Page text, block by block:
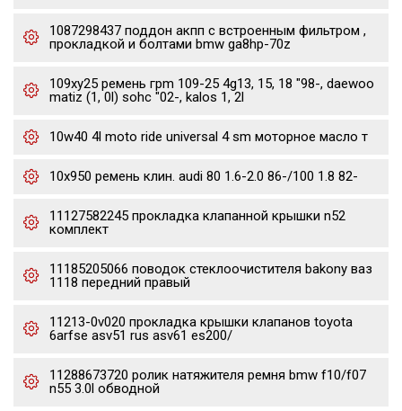
1087298437 поддон акпп с встроенным фильтром ,
прокладкой и болтами bmw ga8hp-70z
109xy25 ремень грm 109-25 4g13, 15, 18 "98-, daewoo
matiz (1, 0l) sohc "02-, kalos 1, 2l
10w40 4l moto ride universal 4 sm моторное масло т
10x950 ремень клин. audi 80 1.6-2.0 86-/100 1.8 82-
11127582245 прокладка клапанной крышки n52
комплект
11185205066 поводок стеклоочистителя bakony ваз
1118 передний правый
11213-0v020 прокладка крышки клапанов toyota
6arfse asv51 rus asv61 es200/
11288673720 ролик натяжителя ремня bmw f10/f07
n55 3.0l обводной